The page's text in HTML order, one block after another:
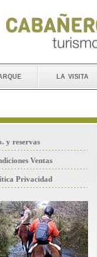
la visita
y reservas
Ventas
Privacidad